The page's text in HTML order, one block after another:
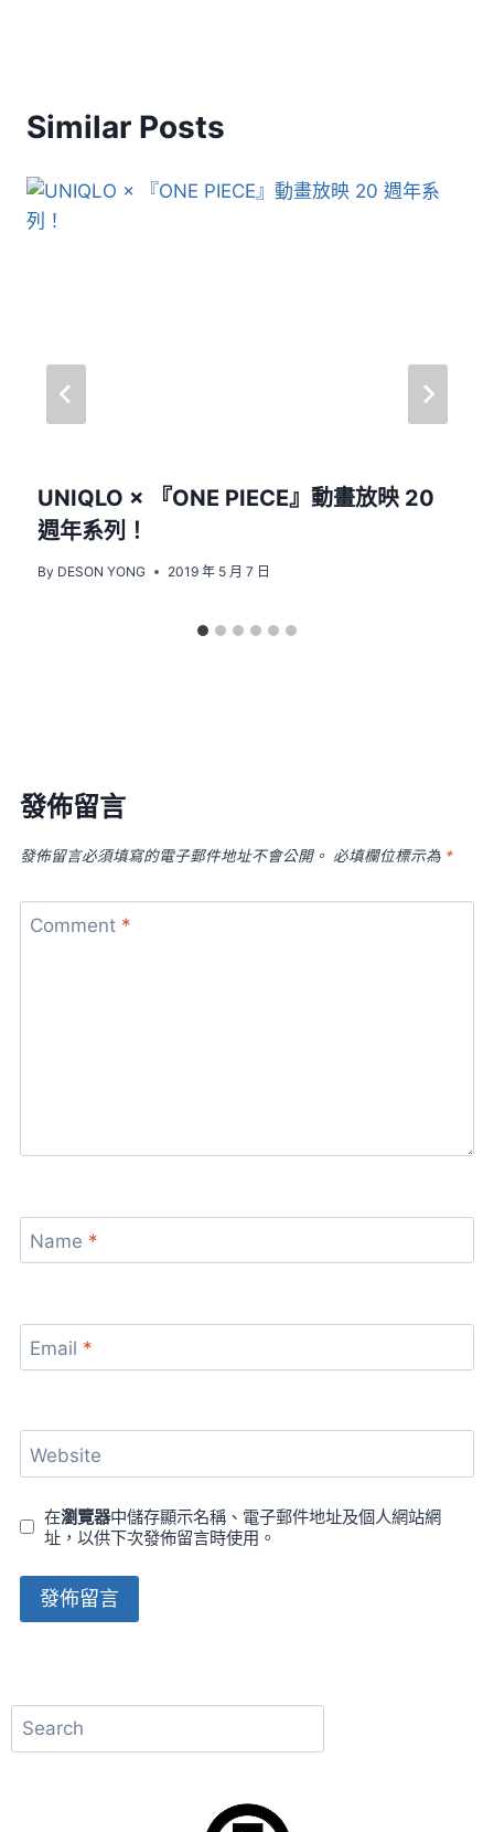
Similar Posts
UNIQLO × 『ONE PIECE』動畫放映 20
週年系列！
By DESON YONG 2019 年 5 月 7 日
發佈留言
發佈留言必須填寫的電子郵件地址不會公開。 必填欄位標示為 *
Comment *
Name *
Email *
Website
在瀏覽器中儲存顯示名稱、電子郵件地址及個人網站網
址，以供下次發佈留言時使用。
搜
尋